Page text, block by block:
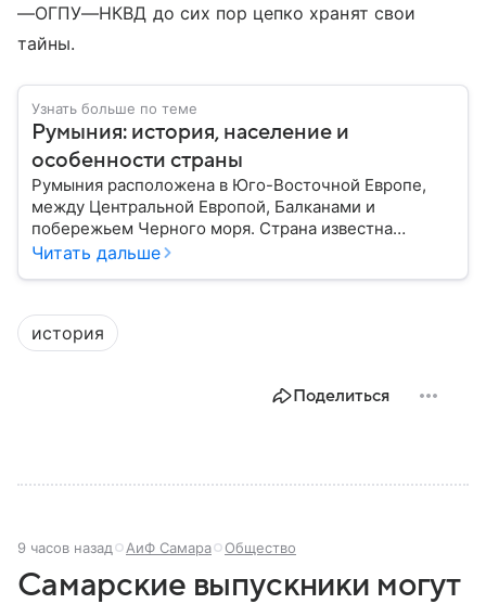
—ОГПУ—НКВД до сих пор цепко хранят свои
тайны.
Узнать больше по теме
Румыния: история, население и
особенности страны
Румыния расположена в Юго-Восточной Европе,
между Центральной Европой, Балканами и
побережьем Черного моря. Страна известна
богатой историей, живописными Карпатскими
В материале рассказываем об этом государстве.
Читать дальше
история
Поделиться
9 часов назад АиФ Самара Общество
Самарские выпускники могут